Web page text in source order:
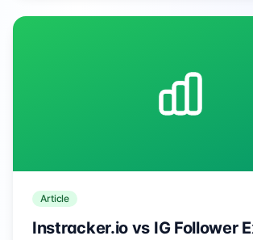
Article
Instracker.io vs IG Follower